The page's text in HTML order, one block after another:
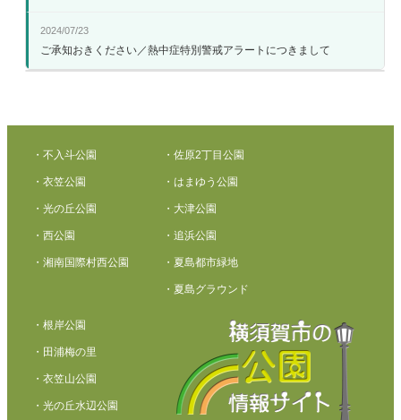
2024/07/23
ご承知おきください／熱中症特別警戒アラートにつきまして
・不入斗公園
・衣笠公園
・光の丘公園
・西公園
・湘南国際村西公園
・佐原2丁目公園
・はまゆう公園
・大津公園
・追浜公園
・夏島都市緑地
・夏島グラウンド
・根岸公園
・田浦梅の里
・衣笠山公園
・光の丘水辺公園